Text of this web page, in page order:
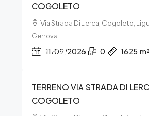
COGOLETO
Via Strada Di Lerca, Cogoleto,
Genova
11/09/2026 0 1625 m²
€12.300
TERRENO VIA STRADA DI
COGOLETO